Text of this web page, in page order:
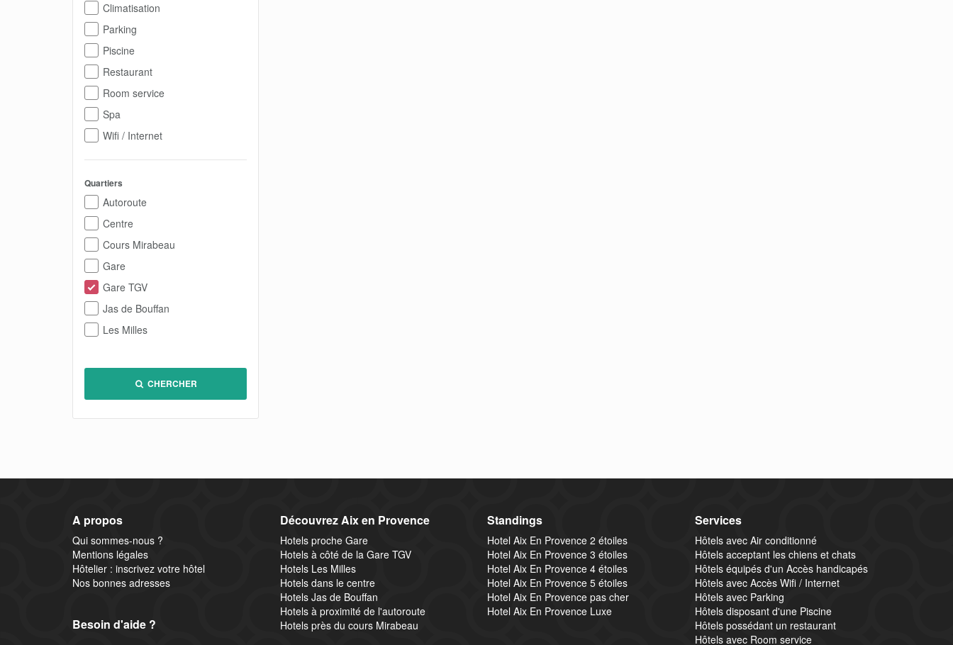
Climatisation
Parking
Piscine
Restaurant
Room service
Spa
Wifi / Internet
Quartiers
Autoroute
Centre
Cours Mirabeau
Gare
Gare TGV
Jas de Bouffan
Les Milles
CHERCHER
A propos
Qui sommes-nous ?
Mentions légales
Hôtelier : inscrivez votre hôtel
Nos bonnes adresses
Besoin d'aide ?
Découvrez Aix en Provence
Hotels proche Gare
Hotels à côté de la Gare TGV
Hotels Les Milles
Hotels dans le centre
Hotels Jas de Bouffan
Hotels à proximité de l'autoroute
Hotels près du cours Mirabeau
Standings
Hotel Aix En Provence 2 étoiles
Hotel Aix En Provence 3 étoiles
Hotel Aix En Provence 4 étoiles
Hotel Aix En Provence 5 étoiles
Hotel Aix En Provence pas cher
Hotel Aix En Provence Luxe
Services
Hôtels avec Air conditionné
Hôtels acceptant les chiens et chats
Hôtels équipés d'un Accès handicapés
Hôtels avec Accès Wifi / Internet
Hôtels avec Parking
Hôtels disposant d'une Piscine
Hôtels possédant un restaurant
Hôtels avec Room service